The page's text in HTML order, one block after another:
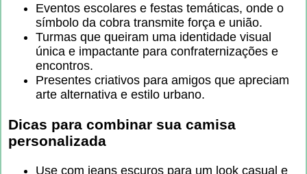
Eventos escolares e festas temáticas, onde o
símbolo da cobra transmite força e união.
Turmas que queiram uma identidade visual
única e impactante para confraternizações e
encontros.
Presentes criativos para amigos que apreciam
arte alternativa e estilo urbano.
Dicas para combinar sua camisa
personalizada
Use com jeans escuros para um look casual e